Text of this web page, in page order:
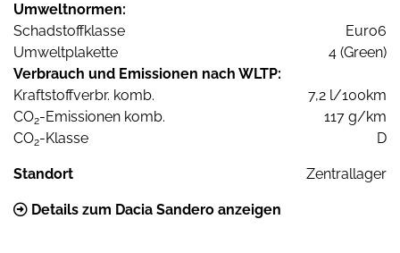
Umweltnormen:
Schadstoffklasse
Euro6
Umweltplakette
4 (Green)
Verbrauch und Emissionen nach WLTP:
Kraftstoffverbr. komb.
7,2 l/100km
CO2-Emissionen komb.
117 g/km
CO2-Klasse D
Standort Zentrallager
Details zum Dacia Sandero anzeigen